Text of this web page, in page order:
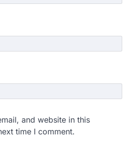
and website in this
time I comment.